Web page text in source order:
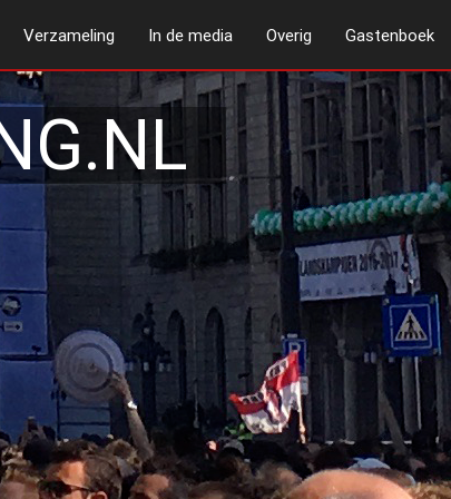
Verzameling In de media Overig Gastenboek